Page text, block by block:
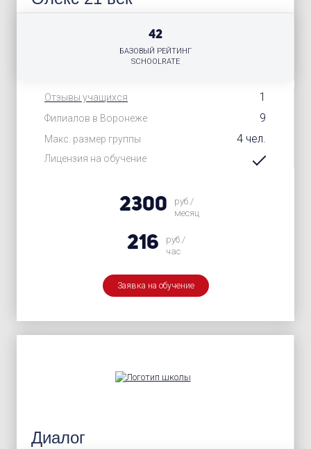
Отзывы учащихся 1
Филиалов в Воронеже 9
Макс. размер группы 4 чел.
Лицензия на обучение
42
БАЗОВЫЙ РЕЙТИНГ
SCHOOLRATE
2300
руб./
месяц
216
руб./
час
Заявка на обучение
Диалог